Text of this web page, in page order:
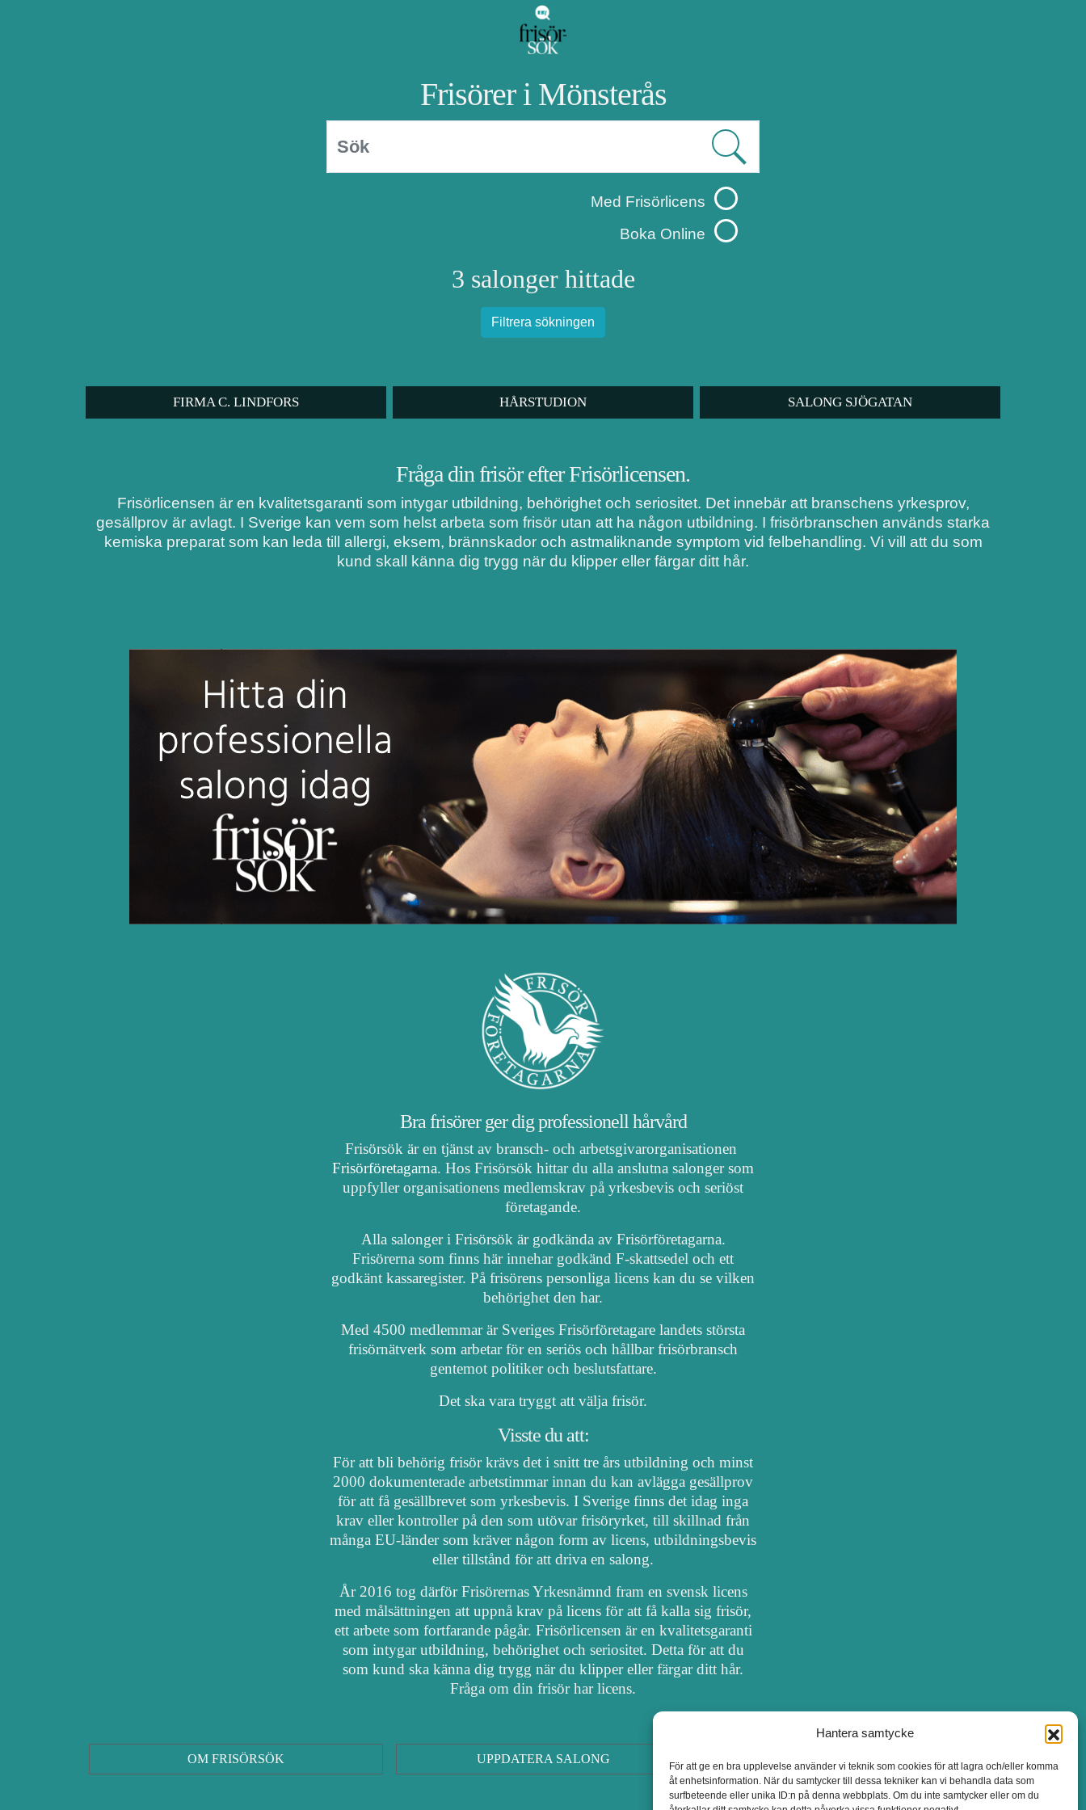
Hantera samtycke
För att ge en bra upplevelse använder vi teknik som cookies för att lagra och/eller komma
åt enhetsinformation. När du samtycker till dessa tekniker kan vi behandla data som
surfbeteende eller unika ID:n på denna webbplats. Om du inte samtycker eller om du
Frisörer i Mönsterås
Med Frisörlicens
Boka Online
3 salonger hittade
Filtrera sökningen
FIRMA C. LINDFORS HÅRSTUDION SALONG SJÖGATAN
Fråga din frisör efter Frisörlicensen.
Frisörlicensen är en kvalitetsgaranti som intygar utbildning, behörighet och seriositet. Det innebär att branschens yrkesprov,
gesällprov är avlagt. I Sverige kan vem som helst arbeta som frisör utan att ha någon utbildning. I frisörbranschen används starka
kemiska preparat som kan leda till allergi, eksem, brännskador och astmaliknande symptom vid felbehandling. Vi vill att du som
kund skall känna dig trygg när du klipper eller färgar ditt hår.
Bra frisörer ger dig professionell hårvård
Frisörsök är en tjänst av bransch- och arbetsgivarorganisationen
Frisörföretagarna. Hos Frisörsök hittar du alla anslutna salonger som
uppfyller organisationens medlemskrav på yrkesbevis och seriöst
företagande.
Alla salonger i Frisörsök är godkända av Frisörföretagarna.
Frisörerna som finns här innehar godkänd F-skattsedel och ett
godkänt kassaregister. På frisörens personliga licens kan du se vilken
behörighet den har.
Med 4500 medlemmar är Sveriges Frisörföretagare landets största
frisörnätverk som arbetar för en seriös och hållbar frisörbransch
gentemot politiker och beslutsfattare.
Det ska vara tryggt att välja frisör.
Visste du att:
För att bli behörig frisör krävs det i snitt tre års utbildning och minst
2000 dokumenterade arbetstimmar innan du kan avlägga gesällprov
för att få gesällbrevet som yrkesbevis. I Sverige finns det idag inga
krav eller kontroller på den som utövar frisöryrket, till skillnad från
många EU-länder som kräver någon form av licens, utbildningsbevis
eller tillstånd för att driva en salong.
År 2016 tog därför Frisörernas Yrkesnämnd fram en svensk licens
med målsättningen att uppnå krav på licens för att få kalla sig frisör,
ett arbete som fortfarande pågår. Frisörlicensen är en kvalitetsgaranti
som intygar utbildning, behörighet och seriositet. Detta för att du
som kund ska känna dig trygg när du klipper eller färgar ditt hår.
Fråga om din frisör har licens.
OM FRISÖRSÖK UPPDATERA SALONG